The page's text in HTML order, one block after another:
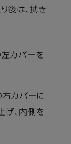
後は、拭き
左カバーを
右カバーに
げ、内側を